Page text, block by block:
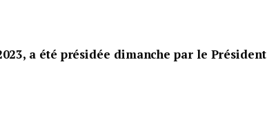
a été présidée dimanche par le Président